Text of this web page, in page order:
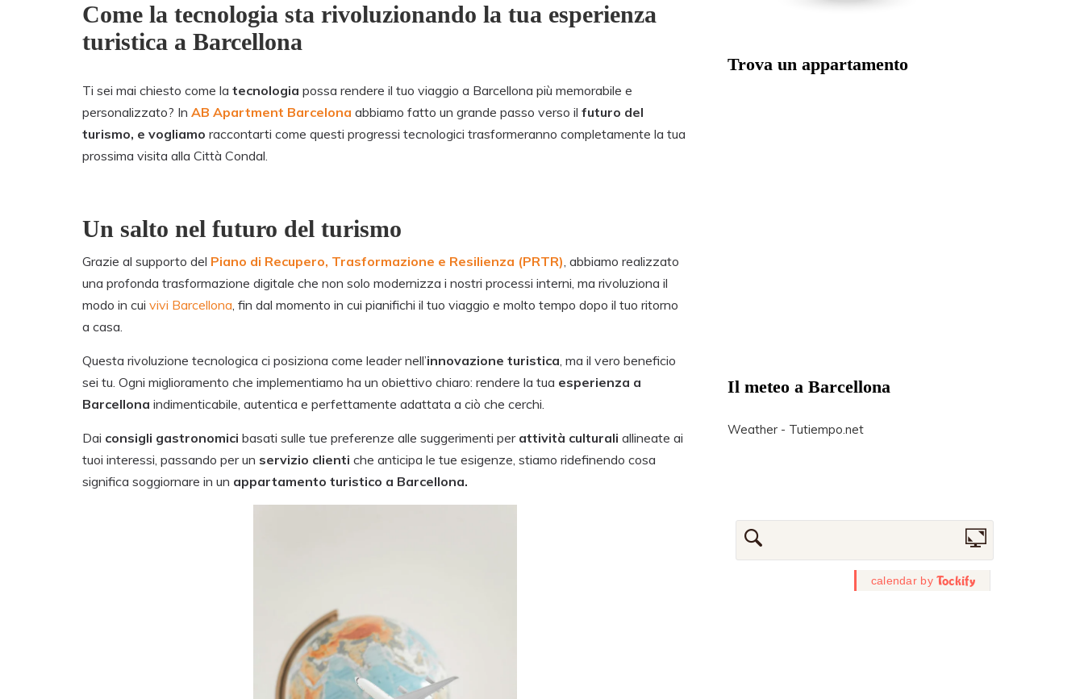
Come la tecnologia sta rivoluzionando la tua esperienza
turistica a Barcellona
Ti sei mai chiesto come la tecnologia possa rendere il tuo viaggio a Barcellona più memorabile e
personalizzato? In AB Apartment Barcelona abbiamo fatto un grande passo verso il futuro del
turismo, e vogliamo raccontarti come questi progressi tecnologici trasformeranno completamente la tua
prossima visita alla Città Condal.
Un salto nel futuro del turismo
Grazie al supporto del Piano di Recupero, Trasformazione e Resilienza (PRTR), abbiamo realizzato
una profonda trasformazione digitale che non solo modernizza i nostri processi interni, ma rivoluziona il
modo in cui vivi Barcellona, fin dal momento in cui pianifichi il tuo viaggio e molto tempo dopo il tuo ritorno
a casa.
Questa rivoluzione tecnologica ci posiziona come leader nell’innovazione turistica, ma il vero beneficio
sei tu. Ogni miglioramento che implementiamo ha un obiettivo chiaro: rendere la tua esperienza a
Barcellona indimenticabile, autentica e perfettamente adattata a ciò che cerchi.
Dai consigli gastronomici basati sulle tue preferenze alle suggerimenti per attività culturali allineate ai
tuoi interessi, passando per un servizio clienti che anticipa le tue esigenze, stiamo ridefinendo cosa
significa soggiornare in un appartamento turistico a Barcellona.
Trova un appartamento
Il meteo a Barcellona
Weather - Tutiempo.net